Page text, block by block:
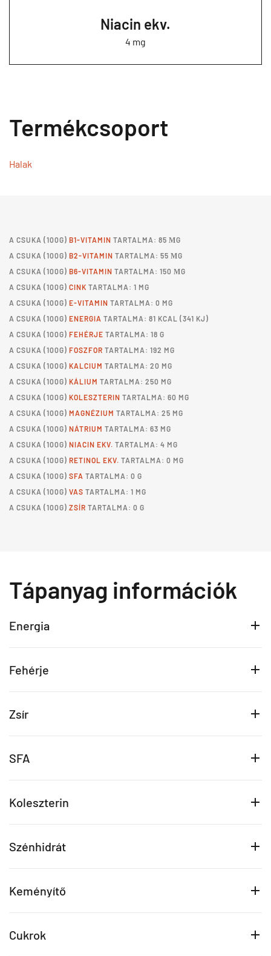
Niacin ekv.
4 mg
Termékcsoport
Halak
A CSUKA (100G) B1-VITAMIN TARTALMA: 85 ΜG
A CSUKA (100G) B2-VITAMIN TARTALMA: 55 ΜG
A CSUKA (100G) B6-VITAMIN TARTALMA: 150 ΜG
A CSUKA (100G) CINK TARTALMA: 1 MG
A CSUKA (100G) E-VITAMIN TARTALMA: 0 MG
A CSUKA (100G) ENERGIA TARTALMA: 81 KCAL (341 KJ)
A CSUKA (100G) FEHÉRJE TARTALMA: 18 G
A CSUKA (100G) FOSZFOR TARTALMA: 192 MG
A CSUKA (100G) KALCIUM TARTALMA: 20 MG
A CSUKA (100G) KÁLIUM TARTALMA: 250 MG
A CSUKA (100G) KOLESZTERIN TARTALMA: 60 MG
A CSUKA (100G) MAGNÉZIUM TARTALMA: 25 MG
A CSUKA (100G) NÁTRIUM TARTALMA: 63 MG
A CSUKA (100G) NIACIN EKV. TARTALMA: 4 MG
A CSUKA (100G) RETINOL EKV. TARTALMA: 0 MG
A CSUKA (100G) SFA TARTALMA: 0 G
A CSUKA (100G) VAS TARTALMA: 1 MG
A CSUKA (100G) ZSÍR TARTALMA: 0 G
Tápanyag információk
Energia
Fehérje
Zsír
SFA
Koleszterin
Szénhidrát
Keményítő
Cukrok